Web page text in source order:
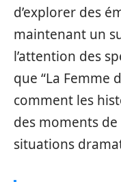
d’explorer des
maintenant un
l’attention des
que “La Femme
comment les
des moments
situations